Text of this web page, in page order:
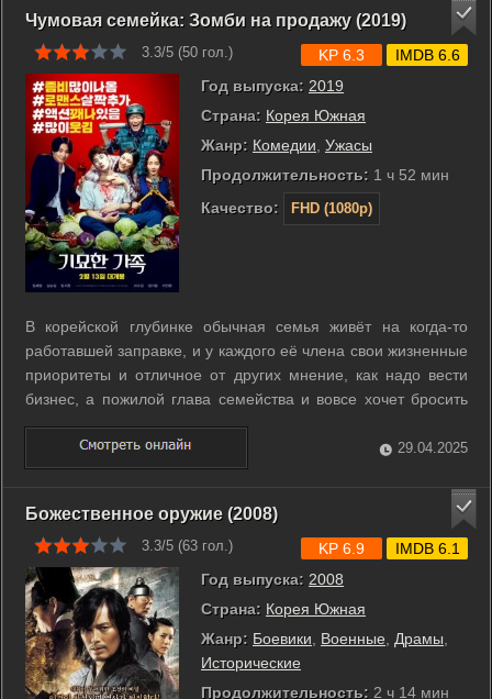
Чумовая семейка: Зомби на продажу (2019)
3.3/5 (50 гол.)
Год выпуска: 2019
Страна: Корея Южная
Жанр: Комедии Ужасы
Продолжительность: 1 ч 52 мин
Качество:
FHD (1080p)
KP 6.3 IMDB 6.6
В корейской глубинке обычная семья живёт на когда-то
работавшей заправке, и у каждого её члена свои жизненные
приоритеты и отличное от других мнение, как надо вести
бизнес, а пожилой глава семейства и вовсе хочет бросить
всё и уехать на Гавайи. Однажды в деревню забредает
зомби и кусает дедулю. Немного полежав в горячечном
поту, дед приходит в ...
29.04.2025
Божественное оружие (2008)
3.3/5 (63 гол.)
Год выпуска: 2008
Страна: Корея Южная
Жанр: Боевики Военные Драмы
Исторические
Продолжительность: 2 ч 14 мин
KP 6.9 IMDB 6.1